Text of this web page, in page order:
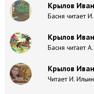
Крылов
Басня читает
Крылов
Басня читает
Крылов
Читает И.